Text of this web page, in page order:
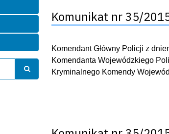
Komunikat nr 35/
Komendant Główny Policji z
Komendanta Wojewódzkiego
Kryminalnego Komendy